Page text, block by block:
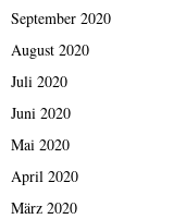
September 2020
August 2020
Juli 2020
Juni 2020
Mai 2020
April 2020
März 2020